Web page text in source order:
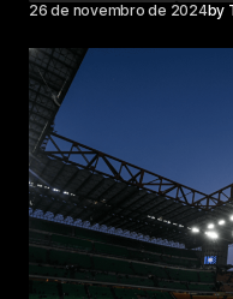
26 de novembro de 2024by